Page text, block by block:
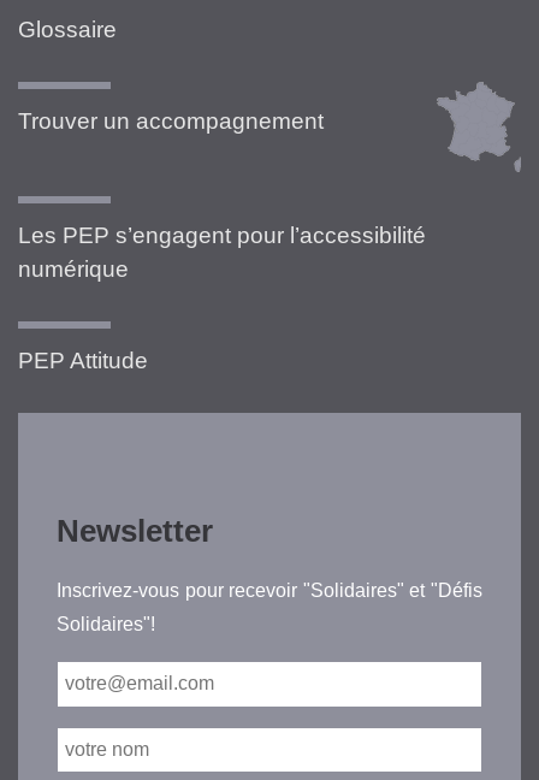
Glossaire
Trouver un accompagnement
Les PEP s’engagent pour l’accessibilité
numérique
PEP Attitude
Newsletter
Inscrivez-vous pour recevoir "Solidaires" et "Défis
Solidaires"!